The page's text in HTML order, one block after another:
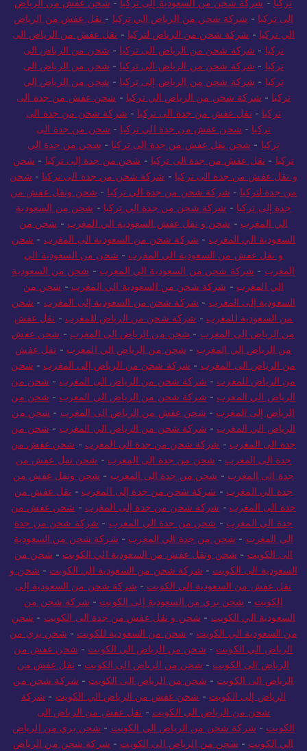
تركيا - شركة شحن من السعودية إلى تركيا - شحن عفش من الرياض
الى تركيا - شركة شحن من الرياض الي تركيا - نقل عفش من الرياض
الي تركيا - شركة شحن من الرياض لتركيا - نقل عفش من الرياض الى
تركيا - شركة شحن من الرياض الى تركيا - شحن من الرياض الى
تركيا - شركة شحن من الرياض الى تركيا - شحن من الرياض الي
تركيا - شركة شحن من الرياض إلى تركيا - شحن من الرياض الي
تركيا - شركة شحن من الرياض الي تركيا - شحن عفش من جدة الى
تركيا - نقل عفش من جدة الى تركيا - شركة شحن من جدة الى
تركيا - شحن عفش من جدة الي تركيا - شحن من جدة الى
تركيا - شحن نقل عفش من جدة الى تركيا - شحن من جدة الي
تركيا - نقل عفش من جدة الى تركيا - شحن من جدة إلى تركيا - شحن
و نقل عفش من جدة الى تركيا - شركة شحن من جدة الى تركيا - شحن
من جدة لتركيا - شركة شحن من جدة الي تركيا - شحن ونقل عفش من
جدة إلى تركيا - شركة شحن من جدة الي تركيا - شحن من السعودية
الي المغرب - شحن و نقل عفش السعودية الي المغرب - شحن من
السعودية الي المغرب - شركة شحن من السعودية الى المغرب - شحن
و نقل عفش من السعودية الي المغرب - شحن من السعودية الي
المغرب - شركة شحن من السعودية الي المغرب - شحن من السعودية
الي المغرب - شركة شحن من السعودية الي المغرب - شحن من
السعودية إلى المغرب - شركة شحن من السعودية إلى المغرب - شحن
من السعودية للمغرب - شركة شحن من الرياض للمغرب - نقل عفش
من الرياض الى المغرب - شحن من الرياض الى المغرب - شحن عفش
من الرياض الي المغرب - شحن من الرياض الي المغرب - نقل عفش
من الرياض الى المغرب - شركة شحن من الرياض إلى المغرب - شحن
من الرياض للمغرب - شركة شحن من الرياض الى المغرب - شحن من
الرياض الي المغرب - شركة شحن من الرياض الي المغرب - شحن من
الرياض إلى المغرب - شحن عفش من الرياض الى المغرب - شحن من
الرياض الي المغرب - شركة شحن من الرياض الي المغرب - شحن من
جدة الى المغرب - شركة شحن من جدة الي المغرب - شحن عفش من
جدة الى المغرب - شحن من جدة الى المغرب - شحن نقل عفش من
جدة الى المغرب - شحن من جدة الى المغرب - شحن ونقل عفش من
جدة الي المغرب - شركة شحن من جدة إلى المغرب - نقل عفش من
جدة الى المغرب - شركة شحن من جدة إلى المغرب - شحن عفش من
جدة الي المغرب - شحن من جدة الي المغرب - شركة شحن من جدة
الي المغرب - شحن من جدة الي المغرب - شركة شحن من السعودية
الى الكويت - شحن ونقل عفش من السعودية الي الكويت - شحن من
السعودية الى الكويت - شركة شحن من السعودية الي الكويت - شحن و
نقل عفش من السعودية الي الكويت - شركة شحن من السعودية إلى
الكويت - شحن بري من السعودية إلى الكويت - شركة شحن من
السعودية الي الكويت - شحن و نقل عفش من جدة الى الكويت - شحن
من السعودية الي الكويت - شحن من السعودية للكويت - شحن بري من
الرياض الي الكويت - شحن من الرياض الي الكويت - شحن عفش من
الرياض الى الكويت - شحن من الرياض الى الكويت - نقل عفش من
الرياض الى الكويت - شحن من الرياض الى الكويت - شركة شحن من
الرياض إلى الكويت - شحن عفش من الرياض الي الكويت - شركة
شحن من الرياض الي الكويت - نقل عفش من الرياض الى
الكويت - شركة شحن من الرياض الي الكويت - شحن بري من الرياض
الي الكويت - شحن من الرياض الى الكويت - شركة شحن من الرياض